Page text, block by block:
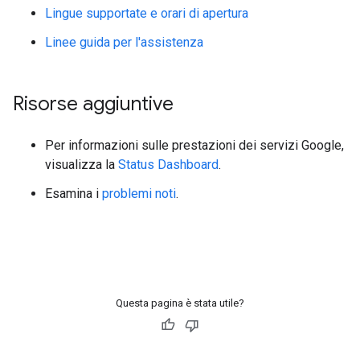
Lingue supportate e orari di apertura
Linee guida per l'assistenza
Risorse aggiuntive
Per informazioni sulle prestazioni dei servizi Google,
visualizza la Status Dashboard.
Esamina i problemi noti.
Questa pagina è stata utile?